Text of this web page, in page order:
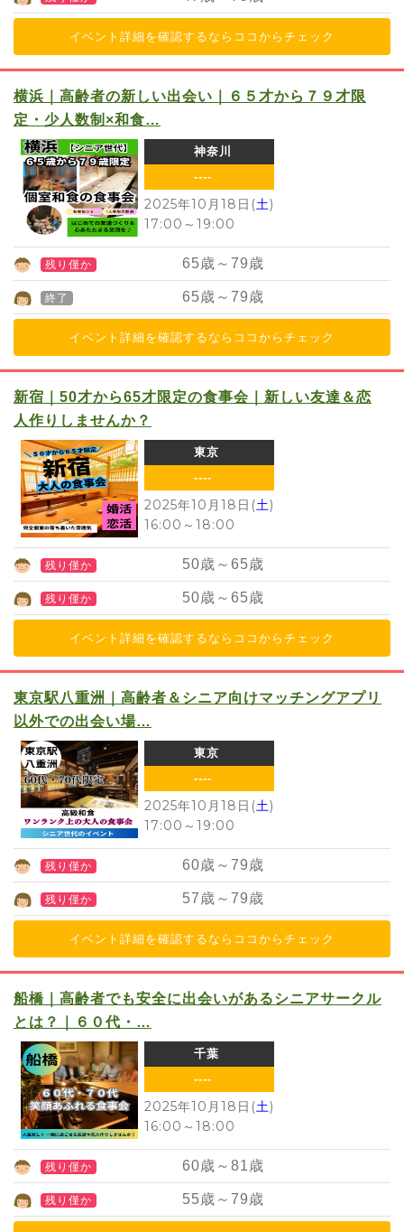
イベント詳細を確認するならココからチェック
横浜｜高齢者の新しい出会い｜６５才から７９才限
定・少人数制×和食…
神奈川
----
2025年10月18日(土)
17:00 ～ 19:00
残り僅か 65歳～79歳
終了 65歳～79歳
イベント詳細を確認するならココからチェック
新宿｜50才から65才限定の食事会｜新しい友達＆恋
人作りしませんか？
東京
----
2025年10月18日(土)
16:00 ～ 18:00
残り僅か 50歳～65歳
残り僅か 50歳～65歳
イベント詳細を確認するならココからチェック
東京駅八重洲｜高齢者＆シニア向けマッチングアプリ
以外での出会い場…
東京
----
2025年10月18日(土)
17:00 ～ 19:00
残り僅か 60歳～79歳
残り僅か 57歳～79歳
イベント詳細を確認するならココからチェック
船橋｜高齢者でも安全に出会いがあるシニアサークル
とは？｜６０代・…
千葉
----
2025年10月18日(土)
16:00 ～ 18:00
残り僅か 60歳～81歳
残り僅か 55歳～79歳